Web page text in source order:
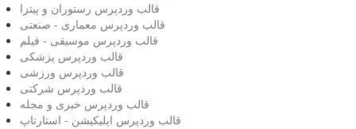
قالب وردپرس رستوران و پیتزا
قالب وردپرس معماری - صنعتی
قالب وردپرس موسیقی - فیلم
قالب وردپرس پزشکی
قالب وردپرس ورزشی
قالب وردپرس شرکتی
قالب وردپرس خبری و مجله
قالب وردپرس اپلیکیشن - استارتاپ